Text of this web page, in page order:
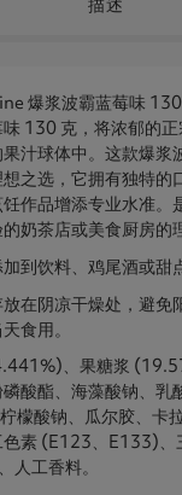
描述
爆浆波霸蓝莓味
130 克，将浓郁的
汁球体中。这款爆浆
之选，它拥有独特的
作品增添专业水准。
奶茶店或美食厨房的
到饮料、鸡尾酒或甜
在阴凉干燥处，避免
食用。
、果糖浆
酸酯、海藻酸钠、乳
檬酸钠、瓜尔胶、卡
色素 (E123、E133)、
人工香料。